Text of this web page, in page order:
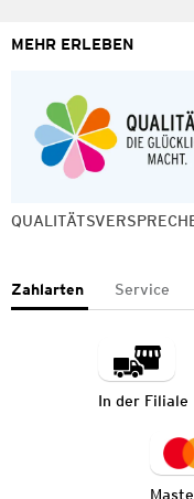
MEHR ERLEBEN
Zahlarten Service
In der Filiale